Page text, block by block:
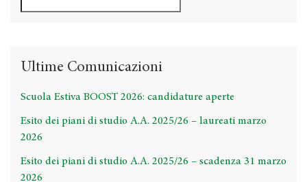
Ultime Comunicazioni
Scuola Estiva BOOST 2026: candidature aperte
Esito dei piani di studio A.A. 2025/26 – laureati marzo
2026
Esito dei piani di studio A.A. 2025/26 – scadenza 31 marzo
2026